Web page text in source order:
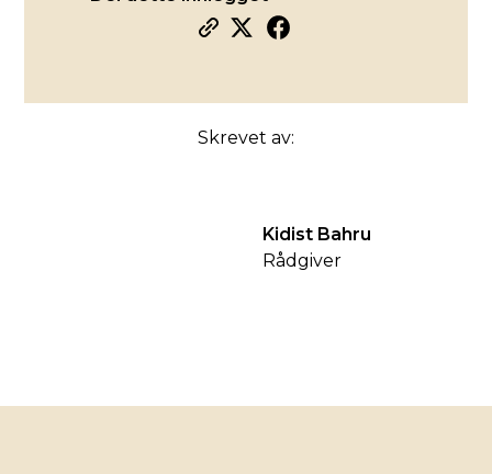
Skrevet av:
Kidist Bahru
Rådgiver